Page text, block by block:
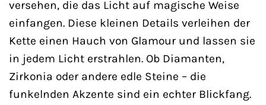
versehen, die das Licht auf magische Weise
einfangen. Diese kleinen Details verleihen der
Kette einen Hauch von Glamour und lassen sie
in jedem Licht erstrahlen. Ob Diamanten,
Zirkonia oder andere edle Steine – die
funkelnden Akzente sind ein echter Blickfang.